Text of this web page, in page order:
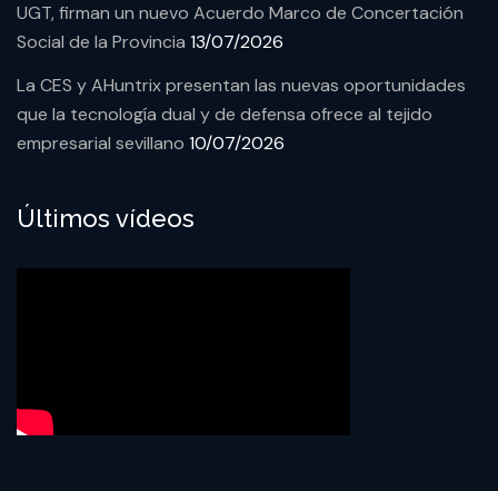
UGT, firman un nuevo Acuerdo Marco de Concertación
Social de la Provincia 13/07/2026
La CES y AHuntrix presentan las nuevas oportunidades
que la tecnología dual y de defensa ofrece al tejido
empresarial sevillano 10/07/2026
Últimos vídeos